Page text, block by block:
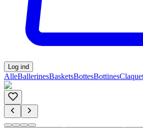
Log ind
AlleBallerinesBasketsBottesBottines